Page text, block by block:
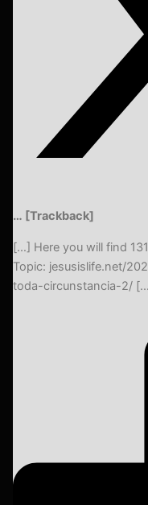
… [Trackback]
[…] Here you will find
Topic: jesusislife.net/
toda-circunstancia-2/